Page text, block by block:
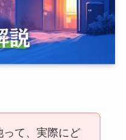
って、実際にど